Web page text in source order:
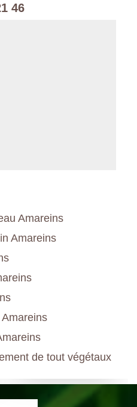
46
Amareins
Amareins
de tout végétaux